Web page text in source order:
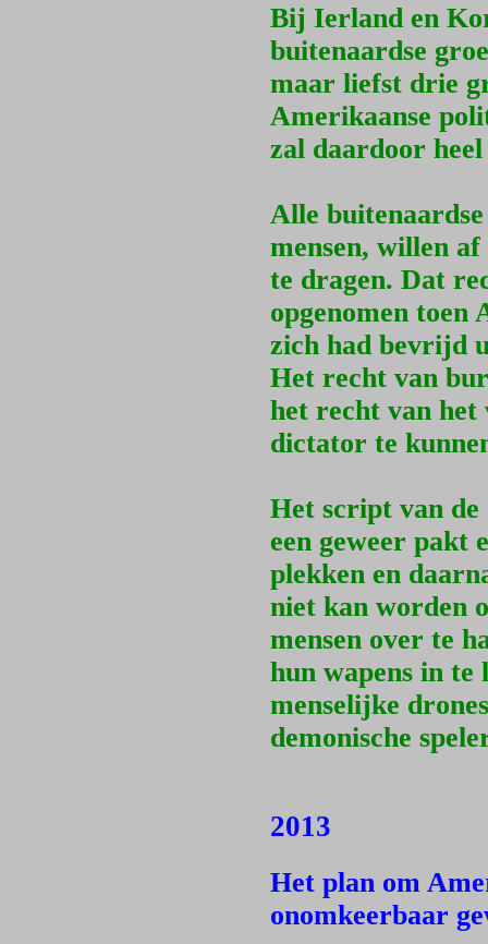
Bij Ierland en
buitenaardse
maar liefst drie
Amerikaanse
zal daardoor
Alle
mensen, willen
te dragen. Dat
opgenomen toen
zich had bevrijd
Het recht van
het recht van
dictator te
Het script van de
een geweer pakt
plekken en
niet kan worden
mensen over te
hun wapens in te
menselijke
demonische
2013
Het plan om
onomkeerbaar